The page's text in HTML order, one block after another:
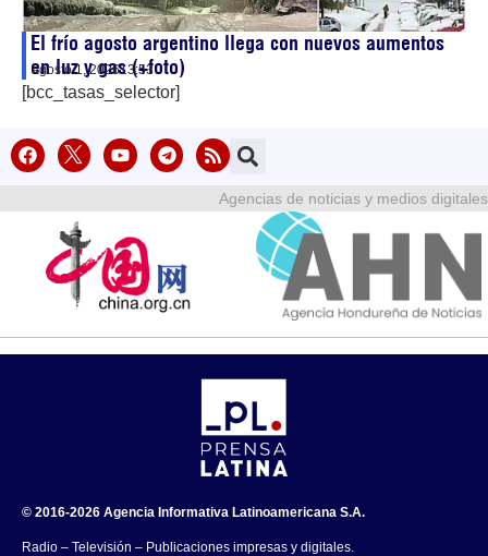
El frío agosto argentino llega con nuevos aumentos
en luz y gas (+foto)
agosto 1, 202613:53
[bcc_tasas_selector]
Agencias de noticias y medios digitales
© 2016-2026 Agencia Informativa Latinoamericana S.A.
Radio – Televisión – Publicaciones impresas y digitales.